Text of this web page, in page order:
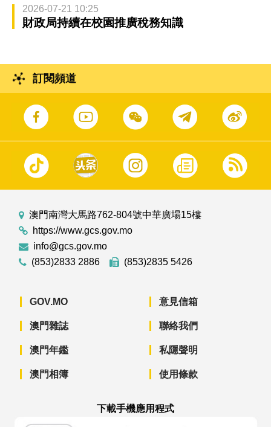
2026-07-21 10:25
財政局持續在校園推廣稅務知識
訂閱頻道
澳門南灣大馬路762-804號中華廣場15樓
https://www.gcs.gov.mo
info@gcs.gov.mo
(853)2833 2886
(853)2835 5426
GOV.MO
澳門雜誌
澳門年鑑
澳門相簿
意見信箱
聯絡我們
私隱聲明
使用條款
下載手機應用程式